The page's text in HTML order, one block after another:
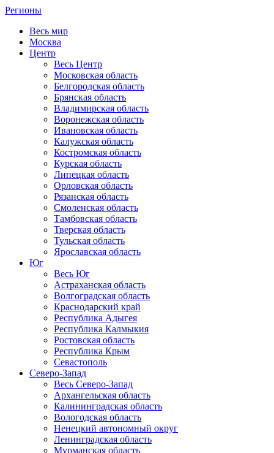
Регионы
Весь мир
Москва
Центр
Весь Центр
Московская область
Белгородская область
Брянская область
Владимирская область
Воронежская область
Ивановская область
Калужская область
Костромская область
Курская область
Липецкая область
Орловская область
Рязанская область
Смоленская область
Тамбовская область
Тверская область
Тульская область
Ярославская область
Юг
Весь Юг
Астраханская область
Волгоградская область
Краснодарский край
Республика Адыгея
Республика Калмыкия
Ростовская область
Республика Крым
Севастополь
Северо-Запад
Весь Северо-Запад
Архангельская область
Калининградская область
Вологодская область
Ненецкий автономный округ
Ленинградская область
Мурманская область